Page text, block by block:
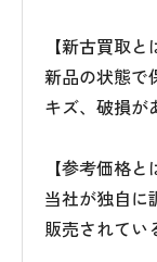
【新古買取と
新品の状態で
キズ、破損が
【参考価格と
当社が独自に
販売されてい